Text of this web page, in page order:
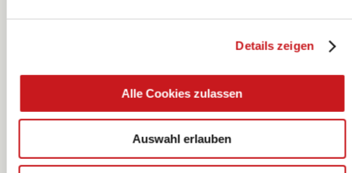
Details zeigen
Alle Cookies zulassen
Auswahl erlauben
dunkelbraun, 10
g